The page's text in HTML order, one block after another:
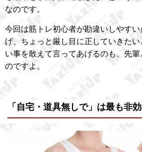
なのです。
今回は筋トレ初心者が勘違いしやす
げ、ちょっと厳し目に正していきた
い事を敢えて言ってあげるのも、先
のですよ。
「自宅・道具無しで」は最も非効